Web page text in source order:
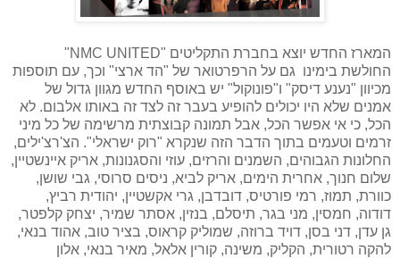
המארז החדש יוצא בחברת התקליטים "NMC UNITED
"
החולשת בימינו גם על הרפרטואר של "הד ארצי" וכך, עם תוספות
מכיוון "נענע דיסק" ו"פונוקול" יש באוסף החדש מגוון גדול של
אמנים שלא היו יכולים להופיע בעבר זה לצד זה באותו אלבום. לא
הכל, כי אי אפשר הכל, אבל תמונה קבוצתית מרשימה של כל מיני
זרמים וטעמים בתוך הדבר הזה שנקרא "רוק ישראלי". הצ'רצ'ילים,
החלונות הגבוהים, השמנים והרזים, עוזי והסגנונות, אריק איינשטיין,
שלום חנוך, אחרית הימים, אריק לביא, ניסים סרוסי, גבי שושן,
כוורת, תמוז, רמי פורטיס, דובדבן, גרי אקשטיין, יהודית רביץ,
דודוה, חמסין, מני בגר, תיסלם, בנזין, אסתר שמיר, יצחק קלפטר,
גן עדן, דני בסן, דויד ברוזה, שמוליק קראוס, בציר טוב, אהוד בנאי,
להקה רטורית, הקליק, משינה, קורין אלאל, מאיר בנאי, אלון